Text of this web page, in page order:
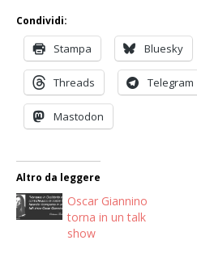
Condividi:
Stampa Bluesky
Threads Telegram
Mastodon
Altro da leggere
Oscar Giannino
torna in un talk
show